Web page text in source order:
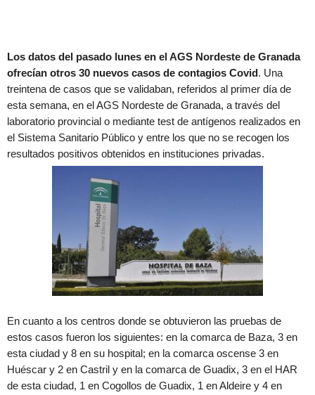
Los datos del pasado lunes en el AGS Nordeste de Granada
ofrecían otros 30 nuevos casos de contagios Covid. Una
treintena de casos que se validaban, referidos al primer día de
esta semana, en el AGS Nordeste de Granada, a través del
laboratorio provincial o mediante test de antígenos realizados en
el Sistema Sanitario Público y entre los que no se recogen los
resultados positivos obtenidos en instituciones privadas.
En cuanto a los centros donde se obtuvieron las pruebas de
estos casos fueron los siguientes: en la comarca de Baza, 3 en
esta ciudad y 8 en su hospital; en la comarca oscense 3 en
Huéscar y 2 en Castril y en la comarca de Guadix, 3 en el HAR
de esta ciudad, 1 en Cogollos de Guadix, 1 en Aldeire y 4 en